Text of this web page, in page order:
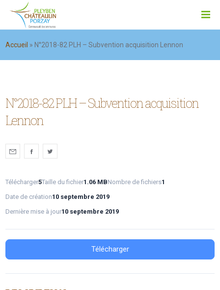
Accueil » N°2018-82 PLH – Subvention acquisition Lennon
N°2018-82 PLH – Subvention acquisition
Lennon
Télécharger5Taille du fichier1.06 MBNombre de fichiers1
Date de création10 septembre 2019
Dernière mise à jour10 septembre 2019
Télécharger